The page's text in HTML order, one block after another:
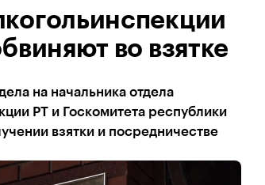
во взятке
на начальника отдела
РТ и Госкомитета республики
взятки и посредничестве